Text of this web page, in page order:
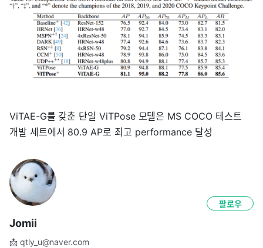
ViTAE-G를 갖춘 단일 ViTPose 모델은 MS COCO 테스트
개발 세트에서 80.9 AP로 최고 performance 달성
Jomii
📩 qtly_u@naver.com
팔로우